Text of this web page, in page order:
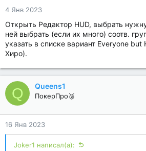
4 Янв 2023
Открыть Редактор HUD, выбрать
ней выбрать (если их много) соотв.
указать в списке вариант Everyone
Хиро).
Q Queens1
ПокерПро🥈
16 Янв 2023
Joker1 написал(а):